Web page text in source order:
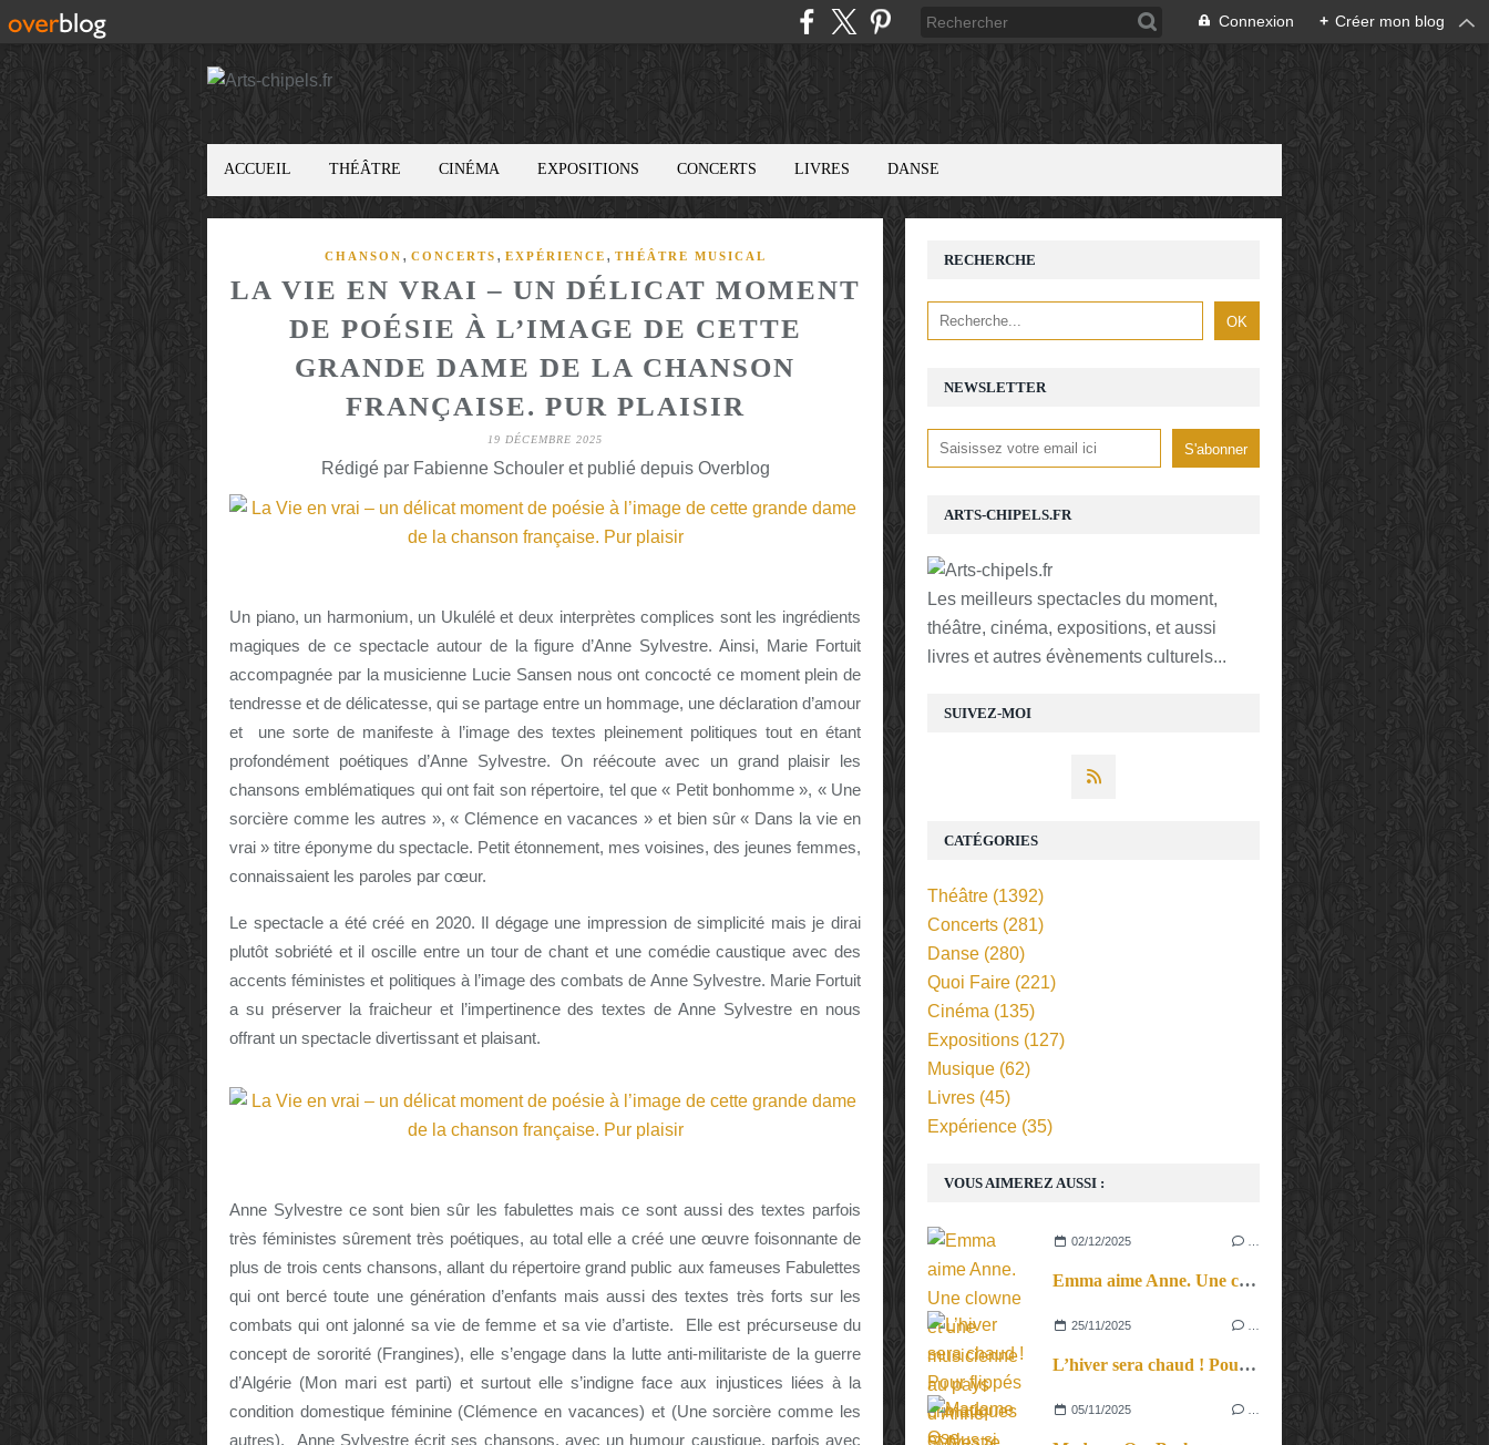
Connexion + Créer mon blog
ACCUEIL THÉÂTRE CINÉMA EXPOSITIONS CONCERTS LIVRES DANSE
CHANSON , CONCERTS , EXPÉRIENCE , THÉÂTRE MUSICAL
LA VIE EN VRAI – UN DÉLICAT MOMENT
DE POÉSIE À L’IMAGE DE CETTE
GRANDE DAME DE LA CHANSON
FRANÇAISE. PUR PLAISIR
19 DÉCEMBRE 2025
Rédigé par Fabienne Schouler et publié depuis Overblog
Un piano, un harmonium, un Ukulélé et deux interprètes complices sont les ingrédients
magiques de ce spectacle autour de la figure d’Anne Sylvestre. Ainsi, Marie Fortuit
accompagnée par la musicienne Lucie Sansen nous ont concocté ce moment plein de
tendresse et de délicatesse, qui se partage entre un hommage, une déclaration d’amour
et une sorte de manifeste à l’image des textes pleinement politiques tout en étant
profondément poétiques d’Anne Sylvestre. On réécoute avec un grand plaisir les
chansons emblématiques qui ont fait son répertoire, tel que « Petit bonhomme », « Une
sorcière comme les autres », « Clémence en vacances » et bien sûr « Dans la vie en
vrai » titre éponyme du spectacle. Petit étonnement, mes voisines, des jeunes femmes,
connaissaient les paroles par cœur.
Le spectacle a été créé en 2020. Il dégage une impression de simplicité mais je dirai
plutôt sobriété et il oscille entre un tour de chant et une comédie caustique avec des
accents féministes et politiques à l’image des combats de Anne Sylvestre. Marie Fortuit
a su préserver la fraicheur et l’impertinence des textes de Anne Sylvestre en nous
offrant un spectacle divertissant et plaisant.
Anne Sylvestre ce sont bien sûr les fabulettes mais ce sont aussi des textes parfois
très féministes sûrement très poétiques, au total elle a créé une œuvre foisonnante de
plus de trois cents chansons, allant du répertoire grand public aux fameuses Fabulettes
qui ont bercé toute une génération d’enfants mais aussi des textes très forts sur les
combats qui ont jalonné sa vie de femme et sa vie d’artiste. Elle est précurseuse du
concept de sororité (Frangines), elle s’engage dans la lutte anti-militariste de la guerre
d’Algérie (Mon mari est parti) et surtout elle s’indigne face aux injustices liées à la
condition domestique féminine (Clémence en vacances) et (Une sorcière comme les
autres). Anne Sylvestre écrit ses chansons, avec un humour caustique, parfois avec
NEWSLETTER
SUIVEZ-MOI
RECHERCHE
ARTS-CHIPELS.FR
Les meilleurs spectacles du moment,
théâtre, cinéma, expositions, et aussi
livres et autres évènements culturels...
VOUS AIMEREZ AUSSI :
02/12/2025
Emma aime Anne. Une clowne et une musicienne au pays d’Anne Sylvestre.
25/11/2025
L’hiver sera chaud ! Pour flippés climatiques et plus si affinités.
05/11/2025
CATÉGORIES
Théâtre (1392)
Concerts (281)
Danse (280)
Quoi Faire (221)
Cinéma (135)
Expositions (127)
Musique (62)
Livres (45)
Expérience (35)